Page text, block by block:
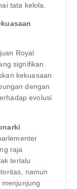
tata kelola.
Royal
signifikan.
kekuasaan
dengan
evolusi
raja
terlalu
namun